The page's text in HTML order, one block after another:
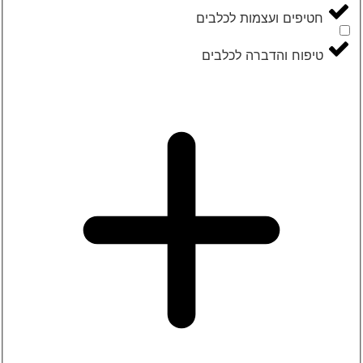
חטיפים ועצמות לכלבים
טיפוח והדברה לכלבים